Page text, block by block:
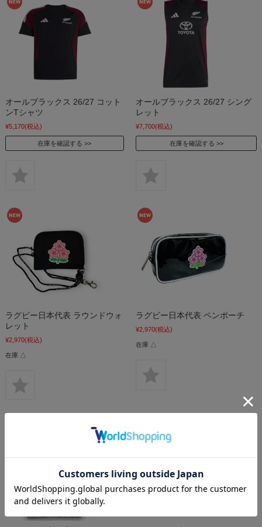
オールブラックス 26/27 コット
ンTシャツ
¥5,170(税込)
在庫を確認する
オールブラックス 26/27 シング
レット
¥7,700(税込)
在庫を確認する
ラグビー日本代表 ラウンドウォ
レット
¥2,970(税込)
在庫 △
ラグビー日本代表 ペンポーチ
¥2,970(税込)
在庫 △